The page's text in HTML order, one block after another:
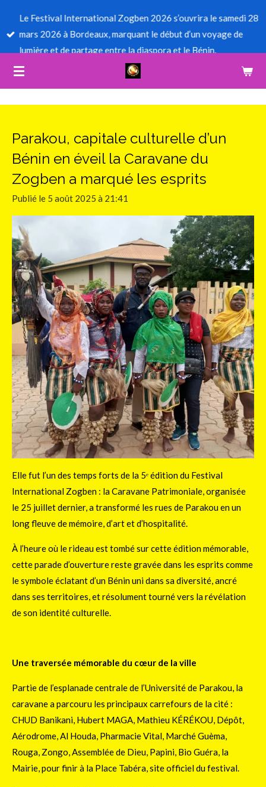
Passer
au
contenu
Le Festival International Zogben 2026 s’ouvrira le samedi 28
mars 2026 à Bordeaux, marquant le début d’un voyage de
lumière et de partage entre la diaspora et le Bénin.
Parakou, capitale culturelle d’un
Bénin en éveil la Caravane du
Zogben a marqué les esprits
Publié le 5 août 2025 à 21:41
Elle fut l’un des temps forts de la 5ᵉ édition du Festival
International Zogben : la Caravane Patrimoniale, organisée
le 25 juillet dernier, a transformé les rues de Parakou en un
long fleuve de mémoire, d’art et d’hospitalité.
À l’heure où le rideau est tombé sur cette édition mémorable,
cette parade d’ouverture reste gravée dans les esprits comme
le symbole éclatant d’un Bénin uni dans sa diversité, ancré
dans ses territoires, et résolument tourné vers la révélation
de son identité culturelle.
Une traversée mémorable du cœur de la ville
Partie de l’esplanade centrale de l’Université de Parakou, la
caravane a parcouru les principaux carrefours de la cité :
CHUD Banikani, Hubert MAGA, Mathieu KÉRÉKOU, Dépôt,
Aérodrome, Al Houda, Pharmacie Vital, Marché Guèma,
Rouga, Zongo, Assemblée de Dieu, Papini, Bio Guéra, la
Mairie, pour finir à la Place Tabéra, site officiel du festival.